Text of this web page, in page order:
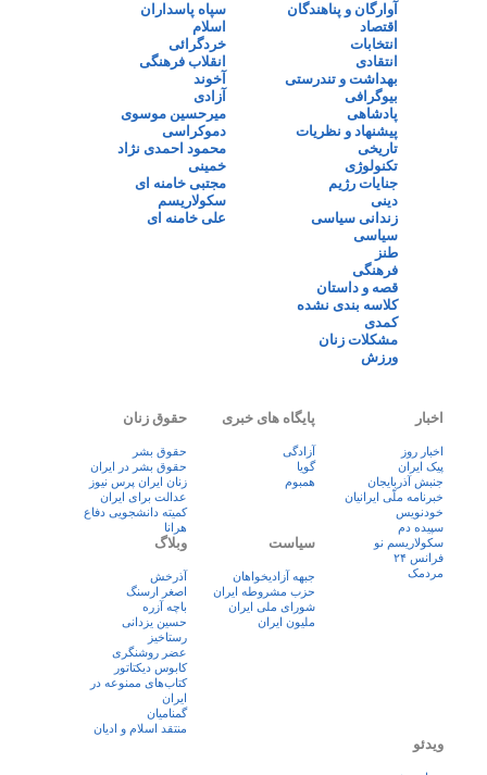
آوارگان و پناهندگان
اقتصاد
انتخابات
انتقادی
بهداشت و تندرستی
بیوگرافی
پادشاهی
پیشنهاد و نظریات
تاریخی
تکنولوژی
جنایات رژیم
دینی
زندانی سیاسی
سیاسی
طنز
فرهنگی
قصه و داستان
کلاسه بندی نشده
کمدی
مشکلات زنان
ورزش
سپاه پاسداران
اسلام
خردگرائی
انقلاب فرهنگی
آخوند
آزادی
میرحسین موسوی
دموکراسی
محمود احمدی نژاد
خمینی
مجتبی خامنه ای
سکولاریسم
علی خامنه ای
اخبار
اخبار روز
پيک ايران
جنبش آذربایجان
خبرنامه ملّی ایرانیان
خودنویس
سپیده دم
سکولاریسم نو
فرانس ۲۴
مردمک
پایگاه های خبری
آزادگی
گویا
همبوم
حقوق زنان
حقوق بشر
حقوق بشر در ایران
زنان ايران پرس نيوز
عدالت برای ایران
کمیته دانشجویی دفاع
هرانا
سیاست
جبهه آزادیخواهان
حزب مشروطه ایران
شورای ملی ایران
ملیون ایران
وبلاگ
آذرخش
اصغر ارسنگ
باچه آزره
حسین یزدانی
رستاخیز
عضر روشنگری
کابوس دیکتاتور
کتاب‌های ممنوعه در
ایران
گمنامیان
منتقد اسلام و ادیان
ویدئو